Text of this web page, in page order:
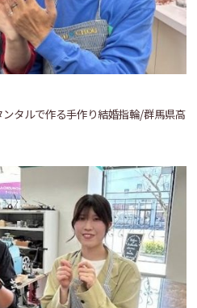
タルで作る手作り結婚指輪/群馬県高